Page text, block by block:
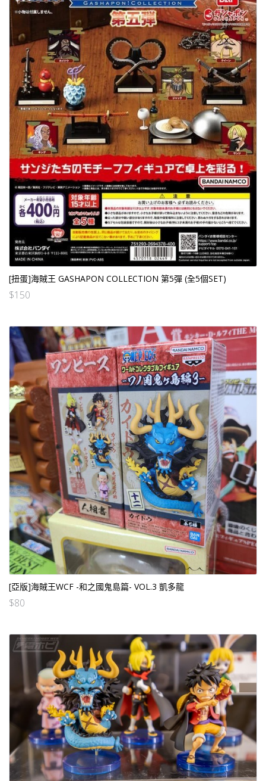
[扭蛋]海賊王 GASHAPON COLLECTION 第5彈 (全5個SET)
$150
[亞版]海賊王WCF -和之國鬼島篇- VOL.3 凱多龍
$80